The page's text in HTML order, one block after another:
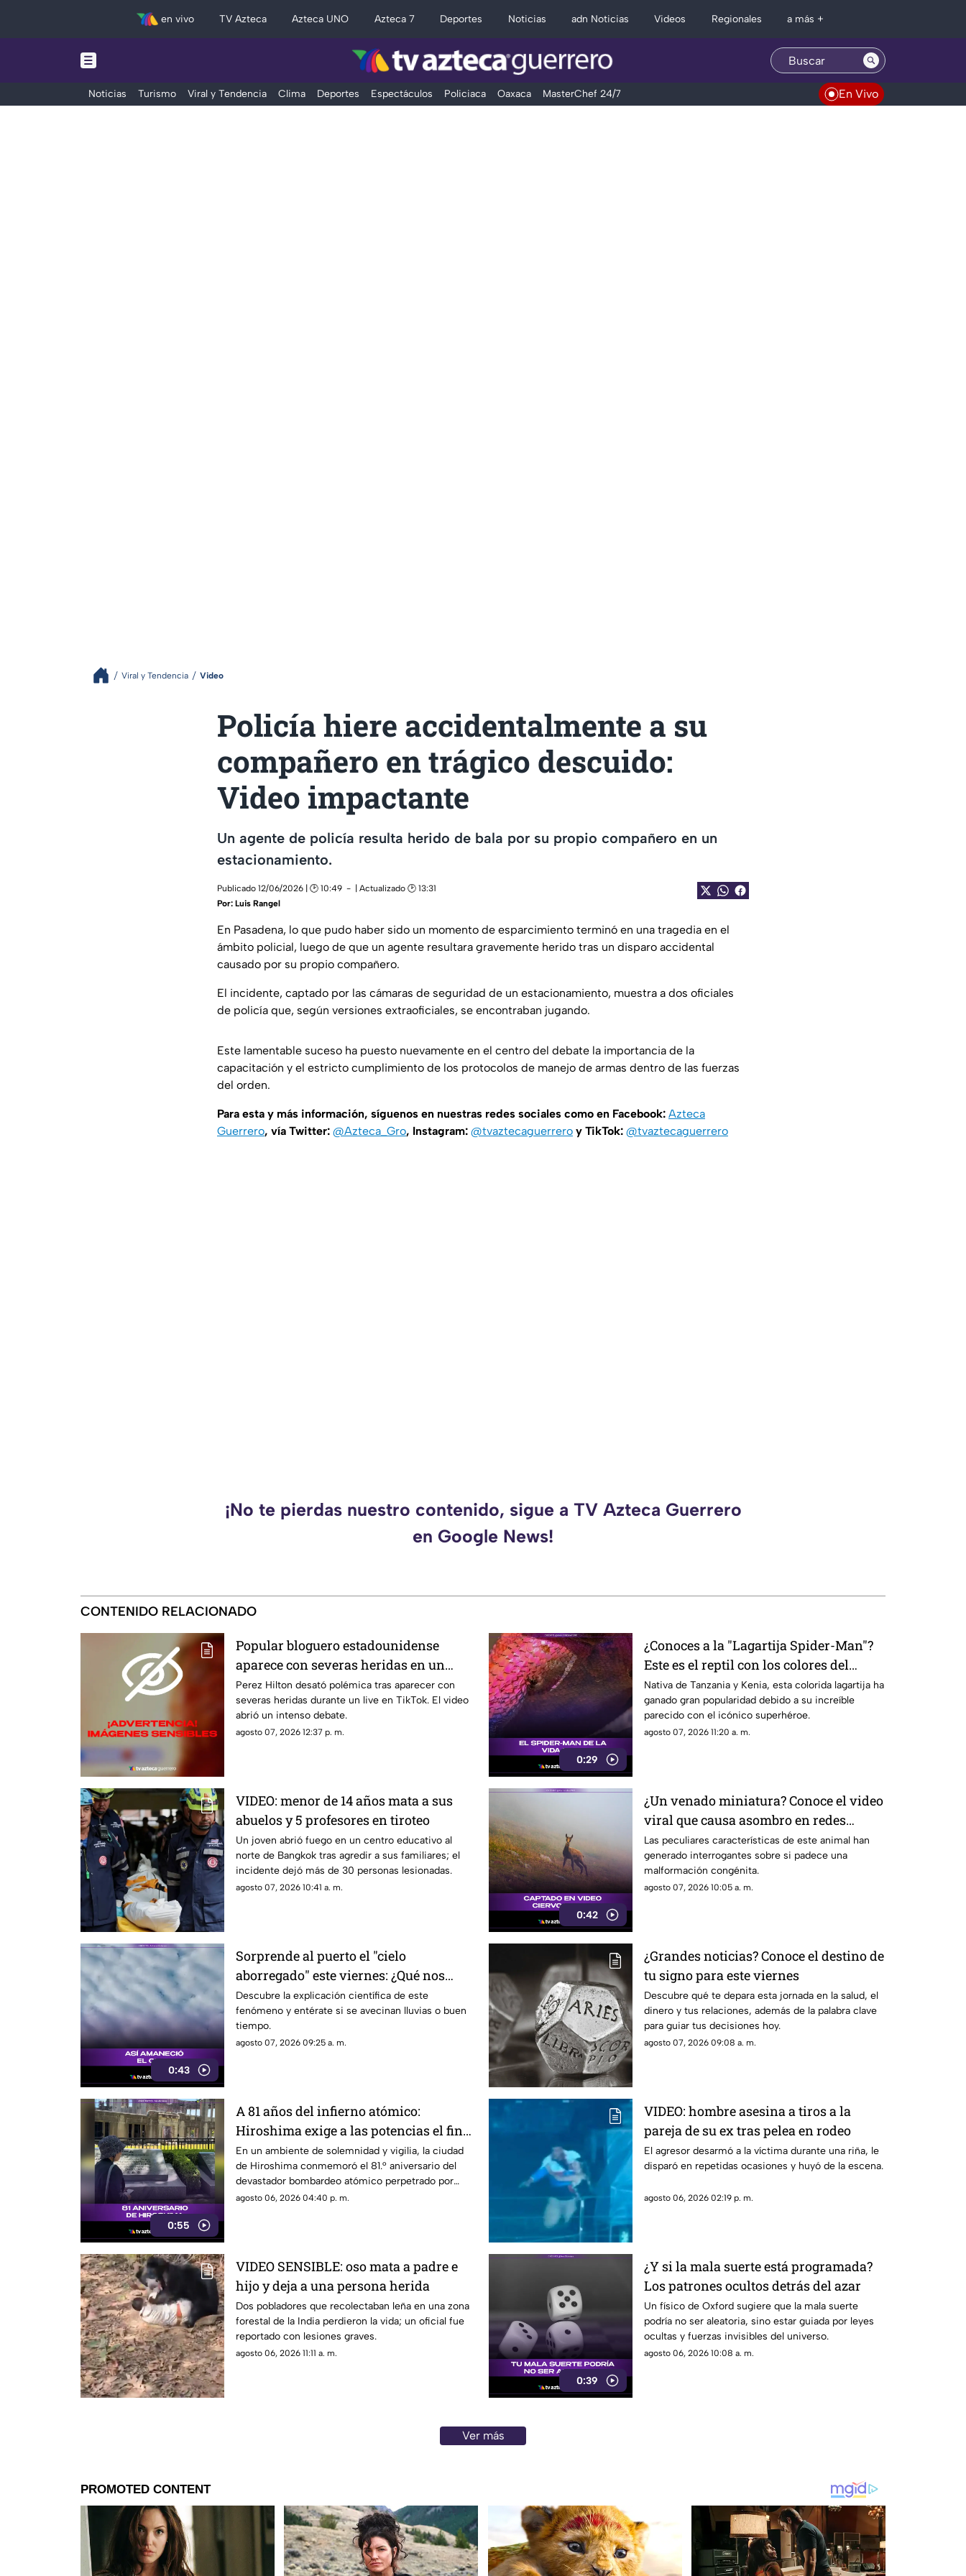
en vivo TV Azteca Azteca UNO Azteca 7 Deportes Noticias adn Noticias Videos Regionales a más +
Noticias Turismo Viral y Tendencia Clima Deportes Espectáculos Policiaca Oaxaca MasterChef 24/7 En Vivo
Viral y Tendencia Video
Policía hiere accidentalmente a su
compañero en trágico descuido:
Video impactante
Un agente de policía resulta herido de bala por su propio compañero en un
estacionamiento.
Publicado 12/06/2026 | 🕑 10:49
| Actualizado 🕑 13:31
Por: Luis Rangel
En Pasadena, lo que pudo haber sido un momento de esparcimiento terminó en una tragedia en el
ámbito policial, luego de que un agente resultara gravemente herido tras un disparo accidental
causado por su propio compañero.
El incidente, captado por las cámaras de seguridad de un estacionamiento, muestra a dos oficiales
de policía que, según versiones extraoficiales, se encontraban jugando.
Este lamentable suceso ha puesto nuevamente en el centro del debate la importancia de la
capacitación y el estricto cumplimiento de los protocolos de manejo de armas dentro de las fuerzas
del orden.
Para esta y más información, síguenos en nuestras redes sociales como en Facebook: Azteca
Guerrero, vía Twitter: @Azteca_Gro, Instagram: @tvaztecaguerrero y TikTok: @tvaztecaguerrero
¡No te pierdas nuestro contenido, sigue a TV Azteca Guerrero
en Google News!
CONTENIDO RELACIONADO
Popular bloguero estadounidense
aparece con severas heridas en un
LIVE; ¿buscaba interacción?
Perez Hilton desató polémica tras aparecer con
severas heridas durante un live en TikTok. El video
abrió un intenso debate.
agosto 07, 2026 12:37 p. m.
0:29
¿Conoces a la "Lagartija Spider-Man"?
Este es el reptil con los colores del
superhéroe
Nativa de Tanzania y Kenia, esta colorida lagartija ha
ganado gran popularidad debido a su increíble
parecido con el icónico superhéroe.
agosto 07, 2026 11:20 a. m.
VIDEO: menor de 14 años mata a sus
abuelos y 5 profesores en tiroteo
Un joven abrió fuego en un centro educativo al
norte de Bangkok tras agredir a sus familiares; el
incidente dejó más de 30 personas lesionadas.
agosto 07, 2026 10:41 a. m.
0:42
¿Un venado miniatura? Conoce el video
viral que causa asombro en redes
sociales
Las peculiares características de este animal han
generado interrogantes sobre si padece una
malformación congénita.
agosto 07, 2026 10:05 a. m.
0:43
Sorprende al puerto el "cielo
aborregado" este viernes: ¿Qué nos
espera en el clima?
Descubre la explicación científica de este
fenómeno y entérate si se avecinan lluvias o buen
tiempo.
agosto 07, 2026 09:25 a. m.
¿Grandes noticias? Conoce el destino de
tu signo para este viernes
Descubre qué te depara esta jornada en la salud, el
dinero y tus relaciones, además de la palabra clave
para guiar tus decisiones hoy.
agosto 07, 2026 09:08 a. m.
0:55
A 81 años del infierno atómico:
Hiroshima exige a las potencias el fin
de la era nuclear
En un ambiente de solemnidad y vigilia, la ciudad
de Hiroshima conmemoró el 81.° aniversario del
devastador bombardeo atómico perpetrado por
Estados Unidos en 1945.
agosto 06, 2026 04:40 p. m.
VIDEO: hombre asesina a tiros a la
pareja de su ex tras pelea en rodeo
El agresor desarmó a la víctima durante una riña, le
disparó en repetidas ocasiones y huyó de la escena.
agosto 06, 2026 02:19 p. m.
VIDEO SENSIBLE: oso mata a padre e
hijo y deja a una persona herida
Dos pobladores que recolectaban leña en una zona
forestal de la India perdieron la vida; un oficial fue
reportado con lesiones graves.
agosto 06, 2026 11:11 a. m.
0:39
¿Y si la mala suerte está programada?
Los patrones ocultos detrás del azar
Un físico de Oxford sugiere que la mala suerte
podría no ser aleatoria, sino estar guiada por leyes
ocultas y fuerzas invisibles del universo.
agosto 06, 2026 10:08 a. m.
Ver más